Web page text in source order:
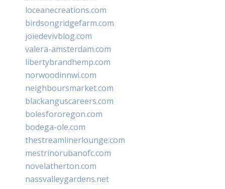
loceanecreations.com
birdsongridgefarm.com
joiedevivblog.com
valera-amsterdam.com
libertybrandhemp.com
norwoodinnwi.com
neighboursmarket.com
blackanguscareers.com
bolesfororegon.com
bodega-ole.com
thestreamlinerlounge.com
mestrinorubanofc.com
novelatherton.com
nassvalleygardens.net